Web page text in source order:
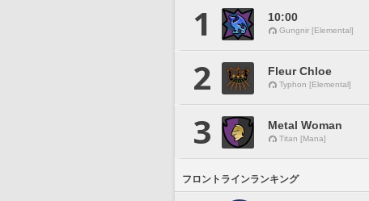
1 10:00
Gungnir [Elemental]
2 Fleur Chloe
Typhon [Elemental]
3 Metal Woman
Titan [Mana]
フロントラインランキング